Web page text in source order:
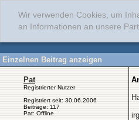
Wir verwenden Cookies, um
an Informationen an unsere
Einzelnen Beitrag anzeigen
Pat
Registrierter Nutzer
Registriert seit: 30.06.2006
Beiträge: 117
Pat: Offline